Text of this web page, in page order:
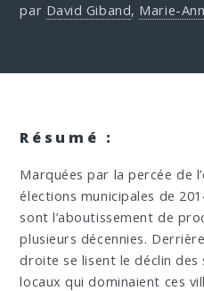
par David Giband, Marie-
Résumé :
Marquées par la percée de
élections municipales de
sont l’aboutissement de
plusieurs décennies.
droite se lisent le déclin
locaux qui dominaient ces